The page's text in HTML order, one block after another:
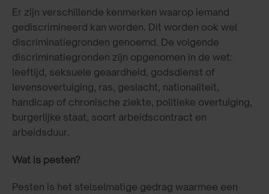
Er zijn verschillende kenmerken waarop iemand
gediscrimineerd kan worden. Dit worden ook wel
discriminatiegronden genoemd. De volgende
discriminatiegronden zijn opgenomen in de wet:
leeftijd, seksuele geaardheid, godsdienst of
levensovertuiging, ras, geslacht, nationaliteit,
handicap of chronische ziekte, politieke overtuiging,
burgerlijke staat, soort arbeidscontract en
arbeidsduur.
Wat is pesten?
Pesten is het stelselmatige gedrag waarmee een